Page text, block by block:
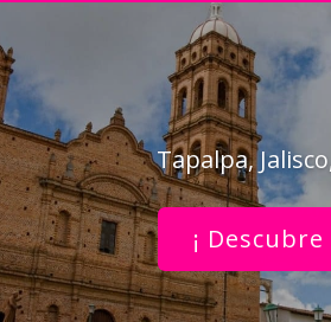
Tapalpa,
¡ Descubre